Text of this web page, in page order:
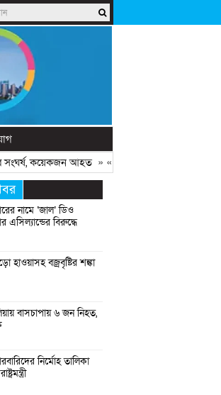
কয়েকজন আহত» «অনুষ্ঠানে বক্তব্যের আগে চোখে
নামে ‘জাল’ ডিও
এসিল্যান্ডের বিরুদ্ধে
হাওয়াসহ বজ্রবৃষ্টির শঙ্কা
বাসচাপায় ৬ জন নিহত,
নির্মোহ তালিকা